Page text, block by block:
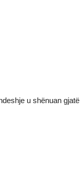
u shënuan gjatë